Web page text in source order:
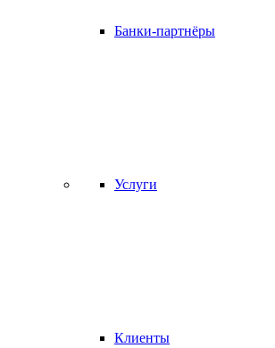
Банки-партнёры
Услуги
Клиенты